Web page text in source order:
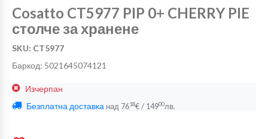
Cosatto CT5977 PIP 0+ CHERRY PIE
столче за хранене
SKU: CT5977
Баркод: 5021645074121
Изчерпан
Безплатна доставка над 7618€ / 14900лв.